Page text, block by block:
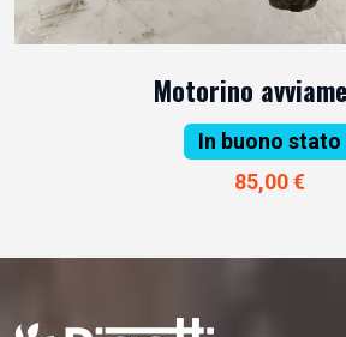
Motorino
In buono stato
85,00 €